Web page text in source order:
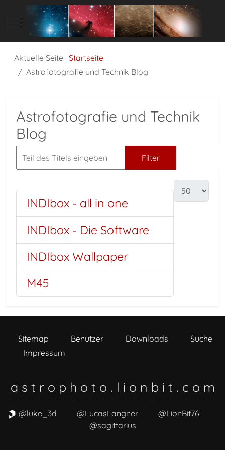
Mobile Menu Toggle
Aktuelle Seite: Startseite
Astrofotografie und Technik Blog
Astrofotografie und Technik
Blog
Filter
INDIbox - all in one
INDIbox - Die Software
INDIbox Wallpaper
M45
Sitemap Benutzer Downloads
Suche
Impressum
a s t r o p h o t o . l i o n b i t . c o m
@luke_3d @LucasLangner
@LionBit76
@sagittarius